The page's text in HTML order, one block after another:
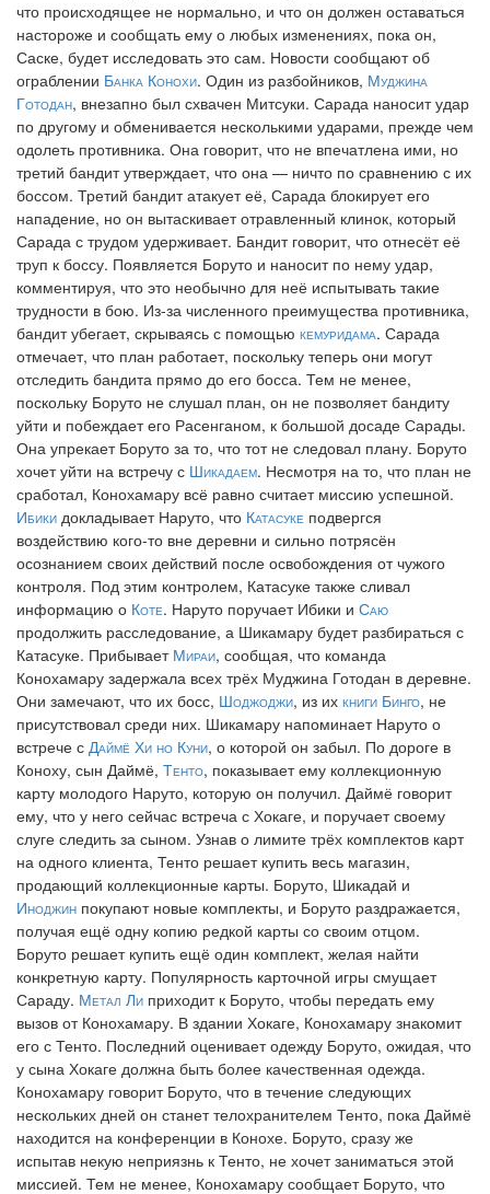
что происходящее не нормально, и что он должен оставаться
настороже и сообщать ему о любых изменениях, пока он,
Саске, будет исследовать это сам. Новости сообщают об
ограблении Банка Конохи. Один из разбойников, Муджина
Готодан, внезапно был схвачен Митсуки. Сарада наносит удар
по другому и обменивается несколькими ударами, прежде чем
одолеть противника. Она говорит, что не впечатлена ими, но
третий бандит утверждает, что она — ничто по сравнению с их
боссом. Третий бандит атакует её, Сарада блокирует его
нападение, но он вытаскивает отравленный клинок, который
Сарада с трудом удерживает. Бандит говорит, что отнесёт её
труп к боссу. Появляется Боруто и наносит по нему удар,
комментируя, что это необычно для неё испытывать такие
трудности в бою. Из-за численного преимущества противника,
бандит убегает, скрываясь с помощью кемуридама. Сарада
отмечает, что план работает, поскольку теперь они могут
отследить бандита прямо до его босса. Тем не менее,
поскольку Боруто не слушал план, он не позволяет бандиту
уйти и побеждает его Расенганом, к большой досаде Сарады.
Она упрекает Боруто за то, что тот не следовал плану. Боруто
хочет уйти на встречу с Шикадаем. Несмотря на то, что план не
сработал, Конохамару всё равно считает миссию успешной.
Ибики докладывает Наруто, что Катасуке подвергся
воздействию кого-то вне деревни и сильно потрясён
осознанием своих действий после освобождения от чужого
контроля. Под этим контролем, Катасуке также сливал
информацию о Коте. Наруто поручает Ибики и Саю
продолжить расследование, а Шикамару будет разбираться с
Катасуке. Прибывает Мираи, сообщая, что команда
Конохамару задержала всех трёх Муджина Готодан в деревне.
Они замечают, что их босс, Шоджоджи, из их книги Бинго, не
присутствовал среди них. Шикамару напоминает Наруто о
встрече с Даймё Хи но Куни, о которой он забыл. По дороге в
Коноху, сын Даймё, Тенто, показывает ему коллекционную
карту молодого Наруто, которую он получил. Даймё говорит
ему, что у него сейчас встреча с Хокаге, и поручает своему
слуге следить за сыном. Узнав о лимите трёх комплектов карт
на одного клиента, Тенто решает купить весь магазин,
продающий коллекционные карты. Боруто, Шикадай и
Иноджин покупают новые комплекты, и Боруто раздражается,
получая ещё одну копию редкой карты со своим отцом.
Боруто решает купить ещё один комплект, желая найти
конкретную карту. Популярность карточной игры смущает
Сараду. Метал Ли приходит к Боруто, чтобы передать ему
вызов от Конохамару. В здании Хокаге, Конохамару знакомит
его с Тенто. Последний оценивает одежду Боруто, ожидая, что
у сына Хокаге должна быть более качественная одежда.
Конохамару говорит Боруто, что в течение следующих
нескольких дней он станет телохранителем Тенто, пока Даймё
находится на конференции в Конохе. Боруто, сразу же
испытав некую неприязнь к Тенто, не хочет заниматься этой
миссией. Тем не менее, Конохамару сообщает Боруто, что